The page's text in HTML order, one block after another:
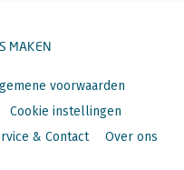
MAKEN
voorwaarden
Cookie instellingen
& Contact Over ons